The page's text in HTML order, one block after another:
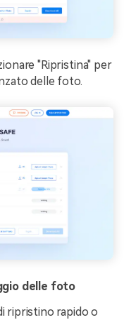
"Ripristina" per
delle foto.
delle foto
ripristino rapido o